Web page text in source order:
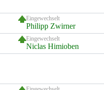
Eingewechselt
Philipp Zwirner
Eingewechselt
Niclas Himioben